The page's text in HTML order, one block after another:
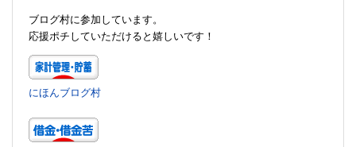
ブログ村に参加しています。
応援ポチしていただけると嬉しいです！
にほんブログ村